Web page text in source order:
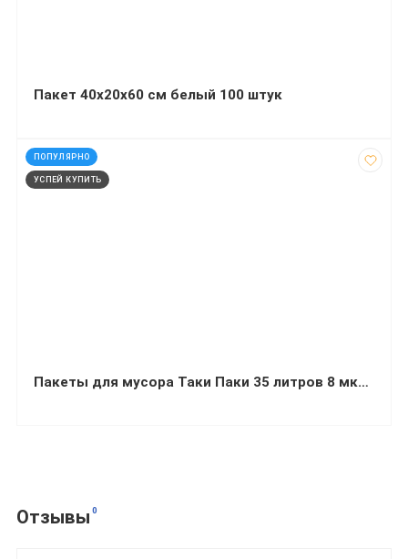
Пакет 40х20х60 см белый 100 штук
ПОПУЛЯРНО
УСПЕЙ КУПИТЬ
код: 20739
Пакеты для мусора Таки Паки 35 литров 8 мкм HD черные 50 штук
Отзывы 0